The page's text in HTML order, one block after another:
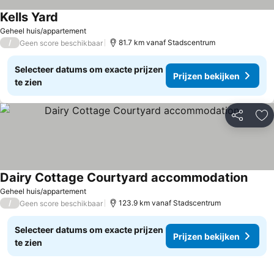
Geheel huis/appartement
Kells Yard
/ Geen score beschikbaar 81.7 km vanaf Stadscentrum
Selecteer datums om exacte prijzen
te zien
Prijzen bekijken
Delen
Geheel huis/appartement
Dairy Cottage Courtyard accommodation
/ Geen score beschikbaar 123.9 km vanaf Stadscentrum
Selecteer datums om exacte prijzen
te zien
Prijzen bekijken